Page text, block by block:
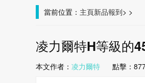
當前位置： 主頁 >
新品報到 >
凌力爾特H等級的
本文作者： 凌力爾特點擊：